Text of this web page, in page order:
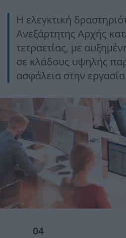
Η ελεγκτική
Ανεξάρτητης Αρχής
τετραετίας, με
σε κλάδους υψηλής
ασφάλεια στην εργασία
04